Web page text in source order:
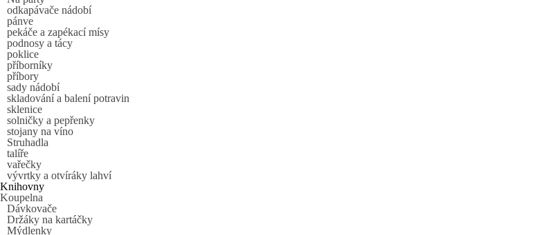
odkapávače nádobí
pánve
pekáče a zapékací mísy
podnosy a tácy
poklice
příborníky
příbory
sady nádobí
skladování a balení potravin
sklenice
solničky a pepřenky
stojany na víno
Struhadla
talíře
vařečky
vývrtky a otvíráky lahví
Knihovny
Koupelna
Dávkovače
Držáky na kartáčky
Mýdlenky